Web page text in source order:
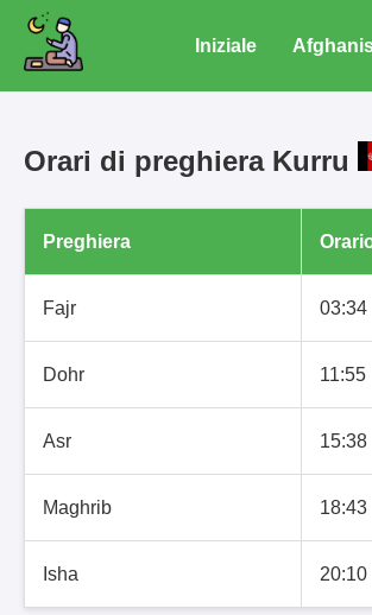
Iniziale
Orari di preghiera Kurru
Preghiera
Fajr 03:34
Dohr 11:55
Asr 15:38
Maghrib 18:43
Isha 20:10